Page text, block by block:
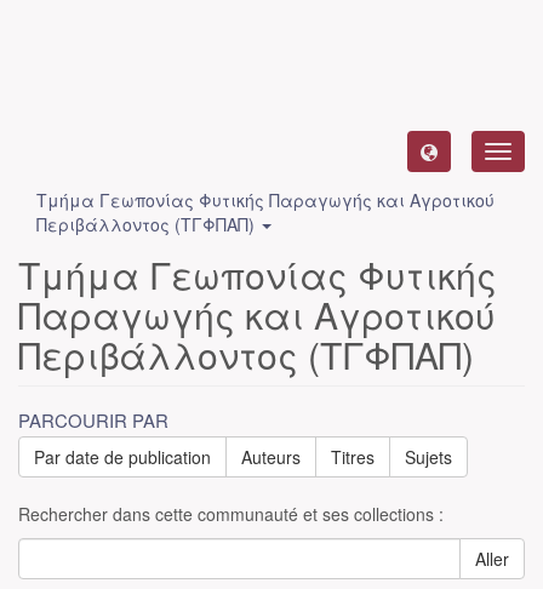
Τμήμα Γεωπονίας Φυτικής Παραγωγής και Αγροτικού
Περιβάλλοντος (ΤΓΦΠΑΠ)
Τμήμα Γεωπονίας Φυτικής
Παραγωγής και Αγροτικού
Περιβάλλοντος (ΤΓΦΠΑΠ)
PARCOURIR PAR
Par date de publication Auteurs Titres Sujets
Rechercher dans cette communauté et ses collections :
Aller